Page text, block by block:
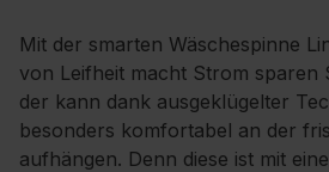
Mit der smarten Wäschespinne
von Leifheit macht Strom sparen
der kann dank ausgeklügelter
besonders komfortabel an der
aufhängen. Denn diese ist mit